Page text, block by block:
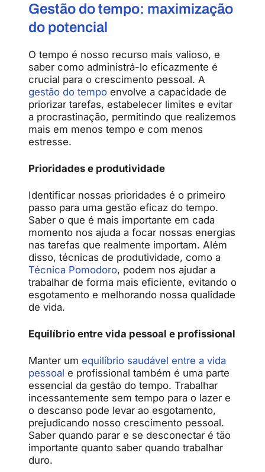
Gestão do tempo: maximização
do potencial
O tempo é nosso recurso mais valioso, e
saber como administrá-lo eficazmente é
crucial para o crescimento pessoal. A
gestão do tempo envolve a capacidade de
priorizar tarefas, estabelecer limites e evitar
a procrastinação, permitindo que realizemos
mais em menos tempo e com menos
estresse.
Prioridades e produtividade
Identificar nossas prioridades é o primeiro
passo para uma gestão eficaz do tempo.
Saber o que é mais importante em cada
momento nos ajuda a focar nossas energias
nas tarefas que realmente importam. Além
disso, técnicas de produtividade, como a
Técnica Pomodoro, podem nos ajudar a
trabalhar de forma mais eficiente, evitando o
esgotamento e melhorando nossa qualidade
de vida.
Equilíbrio entre vida pessoal e profissional
Manter um equilíbrio saudável entre a vida
pessoal e profissional também é uma parte
essencial da gestão do tempo. Trabalhar
incessantemente sem tempo para o lazer e
o descanso pode levar ao esgotamento,
prejudicando nosso crescimento pessoal.
Saber quando parar e se desconectar é tão
importante quanto saber quando trabalhar
duro.